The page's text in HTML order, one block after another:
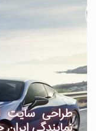
طراحی سایت